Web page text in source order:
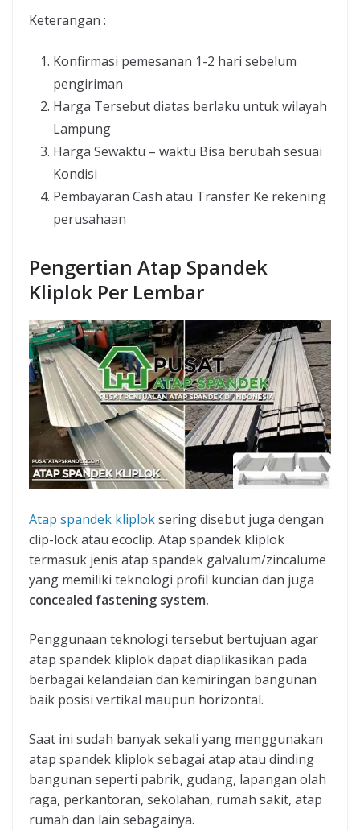
Keterangan :
Konfirmasi pemesanan 1-2 hari sebelum
pengiriman
Harga Tersebut diatas berlaku untuk wilayah
Lampung
Harga Sewaktu – waktu Bisa berubah sesuai
Kondisi
Pembayaran Cash atau Transfer Ke rekening
perusahaan
Pengertian Atap Spandek
Kliplok Per Lembar
Atap spandek kliploksering disebut juga dengan
clip-lock atau ecoclip. Atap spandek kliplok
termasuk jenis atap spandek galvalum/zincalume
yang memiliki teknologi profil kuncian dan juga
concealed fastening system.
Penggunaan teknologi tersebut bertujuan agar
atap spandek kliplok dapat diaplikasikan pada
berbagai kelandaian dan kemiringan bangunan
baik posisi vertikal maupun horizontal.
Saat ini sudah banyak sekali yang menggunakan
atap spandek kliplok sebagai atap atau dinding
bangunan seperti pabrik, gudang, lapangan olah
raga, perkantoran, sekolahan, rumah sakit, atap
rumah dan lain sebagainya.